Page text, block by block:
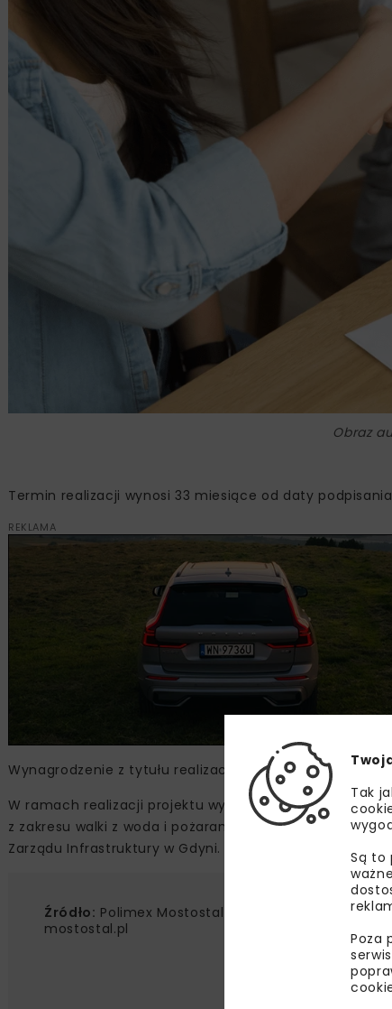
Obraz
Termin realizacji wynosi 33 miesiące od daty
REKLAMA
Wynagrodzenie z tytułu realizacji umowy ma charakter
W ramach realizacji projektu wybudowana zostanie
z zakresu walki z woda i pożarami na okręcie. Jest to
Zarządu Infrastruktury w Gdyni.
Źródło: Polimex Mostostal SA, www.polimex-
mostostal.pl
Tak
Są to
Poza